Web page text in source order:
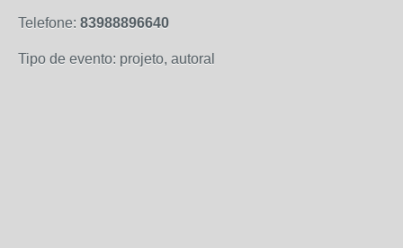
Telefone: 83988896640
Tipo de evento: projeto, autoral